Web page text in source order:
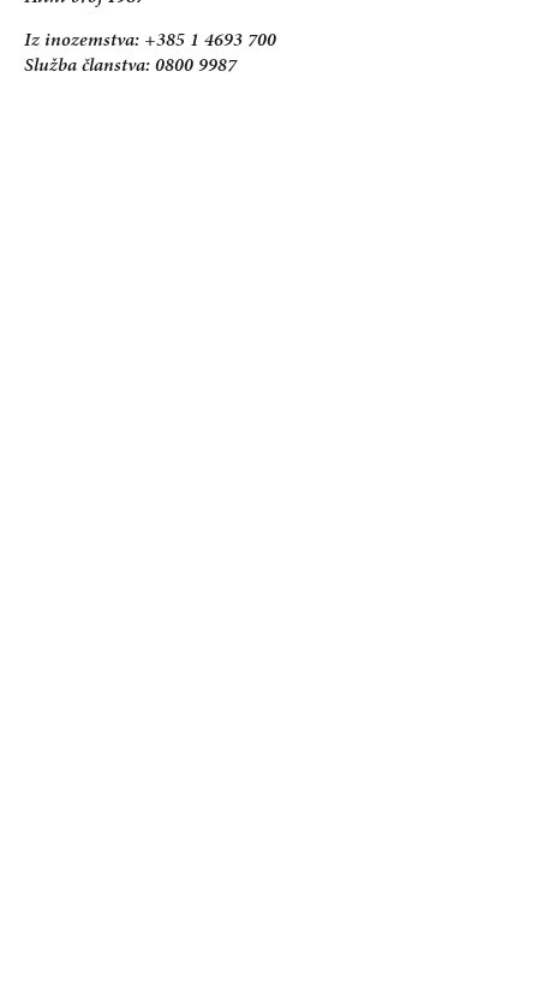
Iz inozemstva: +385 1 4693 700
Služba članstva: 0800 9987